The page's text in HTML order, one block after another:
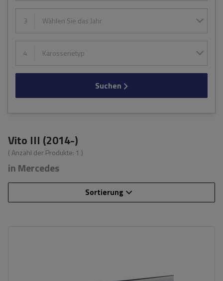
3 Wählen Sie das Jahr
4 Karosserietyp
Suchen
Vito III (2014-)
( Anzahl der Produkte: 1 )
in Mercedes
Sortierung